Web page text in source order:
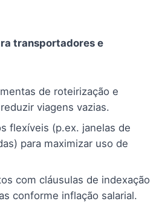
transportadores e
de roteirização e
viagens vazias.
flexíveis (p.ex. janelas de
para maximizar uso de
com cláusulas de indexação
conforme inflação salarial.